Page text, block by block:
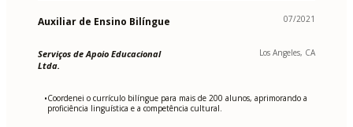
Auxiliar de Ensino Bilíngue 07/2021
Serviços de Apoio Educacional
Ltda.
Los Angeles, CA
•Coordenei o currículo bilíngue para mais de 200 alunos, aprimorando a
proficiência linguística e a competência cultural.